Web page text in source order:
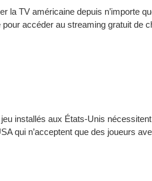
la TV américaine depuis n’importe
accéder au streaming gratuit
installés aux États-Unis
qui n’acceptent que des joueurs